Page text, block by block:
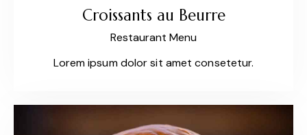
Croissants au Beurre
Restaurant Menu
Lorem ipsum dolor sit amet consetetur.